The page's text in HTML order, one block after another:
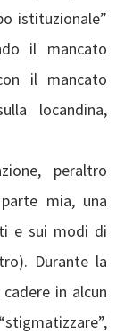
istituzionale”
il mancato
il mancato
locandina,
peraltro
mia, una
e sui modi di
Durante la
in alcun